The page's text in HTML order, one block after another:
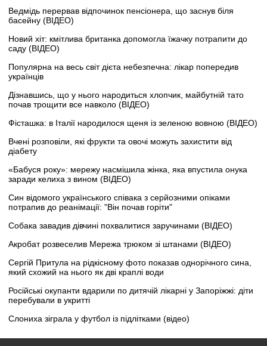
Ведмідь перервав відпочинок пенсіонера, що заснув біля
басейну (ВІДЕО)
Новий хіт: кмітлива британка допомогла їжачку потрапити до
саду (ВІДЕО)
Популярна на весь світ дієта небезпечна: лікар попередив
українців
Дізнавшись, що у нього народиться хлопчик, майбутній тато
почав трощити все навколо (ВІДЕО)
Фісташка: в Італії народилося щеня із зеленою вовною (ВІДЕО)
Вчені розповіли, які фрукти та овочі можуть захистити від
діабету
«Бабуся року»: мережу насмішила жінка, яка впустила онука
заради келиха з вином (ВІДЕО)
Син відомого українського співака з серйозними опіками
потрапив до реанімації: "Він почав горіти"
Собака завадив дівчині похвалитися заручинами (ВІДЕО)
Акробат розвеселив Мережа трюком зі штанами (ВІДЕО)
Сергій Притула на рідкісному фото показав однорічного сина,
який схожий на нього як дві краплі води
Російські окупанти вдарили по дитячій лікарні у Запоріжжі: діти
перебували в укритті
Слониха зіграла у футбол із підлітками (відео)